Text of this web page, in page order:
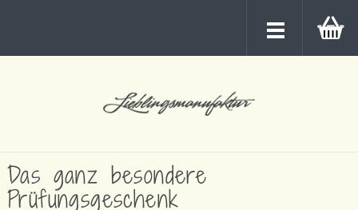
Das ganz besondere
Prüfungsgeschenk